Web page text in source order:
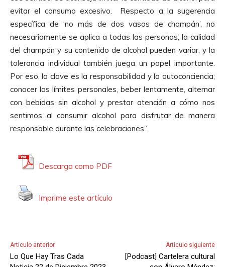
evitar el consumo excesivo. Respecto a la sugerencia
específica de ‘no más de dos vasos de champán’, no
necesariamente se aplica a todas las personas; la calidad
del champán y su contenido de alcohol pueden variar, y la
tolerancia individual también juega un papel importante.
Por eso, la clave es la responsabilidad y la autoconciencia;
conocer los límites personales, beber lentamente, alternar
con bebidas sin alcohol y prestar atención a cómo nos
sentimos al consumir alcohol para disfrutar de manera
responsable durante las celebraciones”.
Descarga como PDF
Imprime este artículo
Artículo anterior
Lo Que Hay Tras Cada
Artículo siguiente
[Podcast] Cartelera cultural